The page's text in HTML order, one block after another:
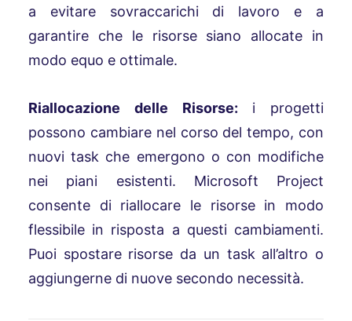
a evitare sovraccarichi di lavoro e a
garantire che le risorse siano allocate in
modo equo e ottimale.
Riallocazione delle Risorse: i progetti
possono cambiare nel corso del tempo, con
nuovi task che emergono o con modifiche
nei piani esistenti. Microsoft Project
consente di riallocare le risorse in modo
flessibile in risposta a questi cambiamenti.
Puoi spostare risorse da un task all’altro o
aggiungerne di nuove secondo necessità.